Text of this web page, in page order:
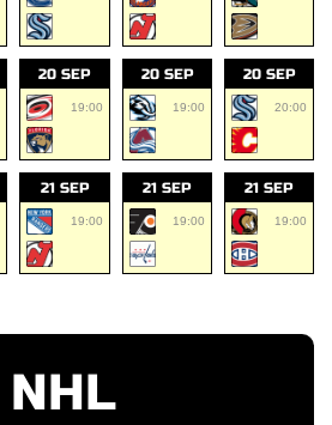
20 SEP
19:00
20 SEP
19:00
20 SEP
20:00
21 SEP
19:00
21 SEP
19:00
21 SEP
19:00
NHL